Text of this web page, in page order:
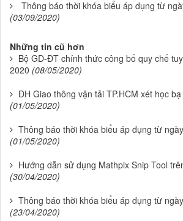
Thông báo thời khóa biểu áp dụng từ
(03/09/2020)
Những tin cũ hơn
Bộ GD-ĐT chính thức công bố quy chế
2020 (08/05/2020)
ĐH Giao thông vận tải TP.HCM xét học
(01/05/2020)
Thông báo thời khóa biểu áp dụng từ
(01/05/2020)
Hướng dẫn sử dụng Mathpix Snip Tool
(30/04/2020)
Thông báo thời khóa biểu áp dụng từ
(23/04/2020)